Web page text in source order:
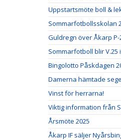
Uppstartsmöte boll &
Sommarfotbollsskolan
Guldregn över Åkarp P-
Sommarfotboll blir V.25
Bingolotto Påskdagen
Damerna hämtade
Vinst för herrarna!
Viktig information från
Årsmöte 2025
Åkarp IF säljer